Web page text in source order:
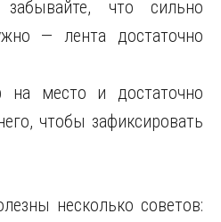
что сильно
— лента достаточно
на место и достаточно
чтобы зафиксировать
несколько советов: